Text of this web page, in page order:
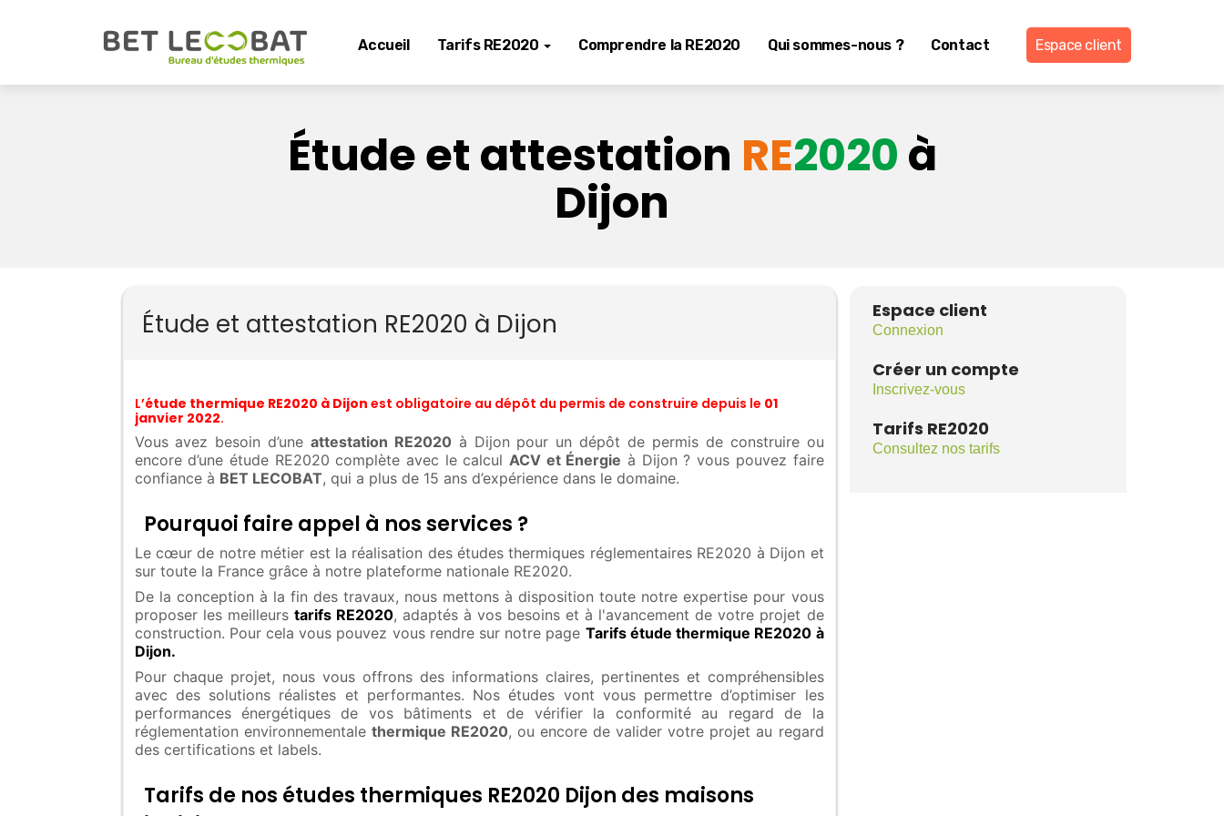
Accueil Tarifs RE2020 Comprendre la RE2020 Qui sommes-nous ? Contact Espace client
Étude et attestation RE2020à
Dijon
Étude et attestation RE2020 à Dijon
L’étude thermique RE2020 à Dijon est obligatoire au dépôt du permis de construire depuis le 01
janvier 2022.
Vous avez besoin d’une attestation RE2020 à Dijon pour un dépôt de permis de construire ou
encore d’une étude RE2020 complète avec le calcul ACV et Énergie à Dijon ? vous pouvez faire
confiance à BET LECOBAT, qui a plus de 15 ans d’expérience dans le domaine.
Pourquoi faire appel à nos services ?
Le cœur de notre métier est la réalisation des études thermiques réglementaires RE2020 à Dijon et
sur toute la France grâce à notre plateforme nationale RE2020.
De la conception à la fin des travaux, nous mettons à disposition toute notre expertise pour vous
proposer les meilleurs tarifs RE2020, adaptés à vos besoins et à l'avancement de votre projet de
construction. Pour cela vous pouvez vous rendre sur notre page Tarifs étude thermique RE2020 à
Dijon.
Pour chaque projet, nous vous offrons des informations claires, pertinentes et compréhensibles
avec des solutions réalistes et performantes. Nos études vont vous permettre d’optimiser les
performances énergétiques de vos bâtiments et de vérifier la conformité au regard de la
réglementation environnementale thermique RE2020, ou encore de valider votre projet au regard
des certifications et labels.
Tarifs de nos études thermiques RE2020 Dijon des maisons
Espace client
Connexion
Créer un compte
Inscrivez-vous
Tarifs RE2020
Consultez nos tarifs